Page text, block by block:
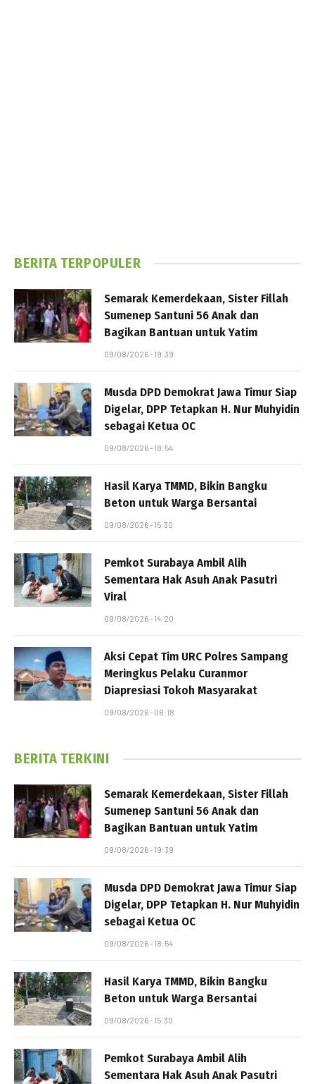
BERITA TERPOPULER
Semarak Kemerdekaan, Sister Fillah
Sumenep Santuni 56 Anak dan
Bagikan Bantuan untuk Yatim
09/08/2026 - 19:39
Musda DPD Demokrat Jawa Timur Siap
Digelar, DPP Tetapkan H. Nur Muhyidin
sebagai Ketua OC
09/08/2026 - 18:54
Hasil Karya TMMD, Bikin Bangku
Beton untuk Warga Bersantai
09/08/2026 - 15:30
Pemkot Surabaya Ambil Alih
Sementara Hak Asuh Anak Pasutri
Viral
09/08/2026 - 14:20
Aksi Cepat Tim URC Polres Sampang
Meringkus Pelaku Curanmor
Diapresiasi Tokoh Masyarakat
09/08/2026 - 08:18
BERITA TERKINI
Semarak Kemerdekaan, Sister Fillah
Sumenep Santuni 56 Anak dan
Bagikan Bantuan untuk Yatim
09/08/2026 - 19:39
Musda DPD Demokrat Jawa Timur Siap
Digelar, DPP Tetapkan H. Nur Muhyidin
sebagai Ketua OC
09/08/2026 - 18:54
Hasil Karya TMMD, Bikin Bangku
Beton untuk Warga Bersantai
09/08/2026 - 15:30
Pemkot Surabaya Ambil Alih
Sementara Hak Asuh Anak Pasutri